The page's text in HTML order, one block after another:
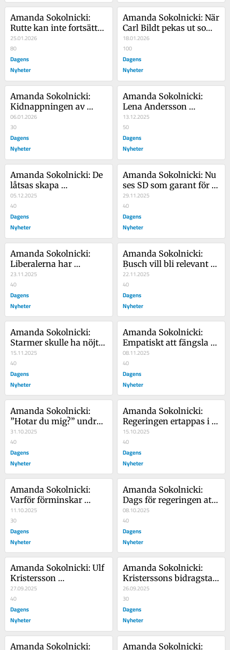
Amanda Sokolnicki:
Rutte kan inte fortsätta
som Natochef efter
Davos
25.01.2026
80
Dagens
Nyheter
Amanda Sokolnicki: När
Carl Bildt pekas ut som
”vänster” bör vi akta
oss
18.01.2026
100
Dagens
Nyheter
Amanda Sokolnicki:
Kidnappningen av
Marco Rubio gick
snabbt och smärtfritt
06.01.2026
30
Dagens
Nyheter
Amanda Sokolnicki:
Lena Andersson
förvanskar Stoltenbergs
ord
13.12.2025
50
Dagens
Nyheter
Amanda Sokolnicki: De
låtsas skapa
journalistik, men gör
propaganda åt S
05.12.2025
40
Dagens
Nyheter
Amanda Sokolnicki: Nu
ses SD som garant för
att Putin ska låta oss
vara
29.11.2025
40
Dagens
Nyheter
Amanda Sokolnicki:
Liberalerna har
drabbats av politisk
demens
23.11.2025
40
Dagens
Nyheter
Amanda Sokolnicki:
Busch vill bli relevant –
Åkesson kan bli hennes
statsministerkandidat
22.11.2025
40
Dagens
Nyheter
Amanda Sokolnicki:
Starmer skulle ha nöjt
sig med att bara vara
tråkig
15.11.2025
40
Dagens
Nyheter
Amanda Sokolnicki:
Empatiskt att fängsla
mellanstadiebarn?
Snälla sluta
08.11.2025
40
Dagens
Nyheter
Amanda Sokolnicki:
”Hotar du mig?” undrar
statsministerns
medarbetare
31.10.2025
40
Dagens
Nyheter
Amanda Sokolnicki:
Regeringen ertappas i
SVT – men fortsätter
vilseleda
15.10.2025
40
Dagens
Nyheter
Amanda Sokolnicki:
Varför förminskar
Guillou imamens ord
om att slå kvinnor?
11.10.2025
30
Dagens
Nyheter
Amanda Sokolnicki:
Dags för regeringen att
vara uppriktig om
bidrag
08.10.2025
40
Dagens
Nyheter
Amanda Sokolnicki: Ulf
Kristersson
kompenserar svagheten
med arrogans
27.09.2025
40
Dagens
Nyheter
Amanda Sokolnicki:
Kristerssons bidragstak
bygger på en lögn
26.09.2025
30
Dagens
Nyheter
Amanda Sokolnicki:
Amanda Sokolnicki: